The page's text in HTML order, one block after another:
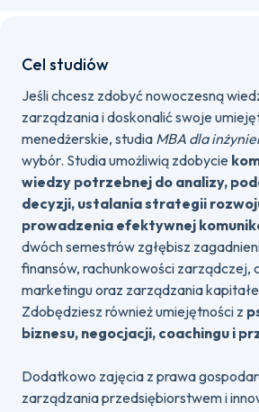
Cel studiów
Jeśli chcesz zdobyć nowoczesną
zarządzania i doskonalić swoje
menedżerskie, studia MBA dla
wybór. Studia umożliwią zdobycie
wiedzy potrzebnej do analizy,
decyzji, ustalania strategii
prowadzenia efektywnej
dwóch semestrów zgłębisz
finansów, rachunkowości zarządczej,
marketingu oraz zarządzania
Zdobędziesz również umiejętności z
biznesu, negocjacji, coachingu i
Dodatkowo zajęcia z prawa
zarządzania przedsiębiorstwem i